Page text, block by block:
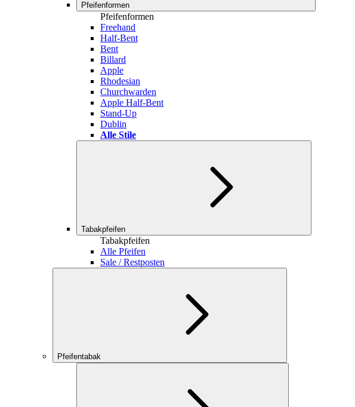
Pfeifenformen
Pfeifenformen
Freehand
Half-Bent
Bent
Billard
Apple
Rhodesian
Churchwarden
Apple Half-Bent
Stand-Up
Dublin
Alle Stile
Tabakpfeifen
Tabakpfeifen
Alle Pfeifen
Sale / Restposten
Pfeifentabak